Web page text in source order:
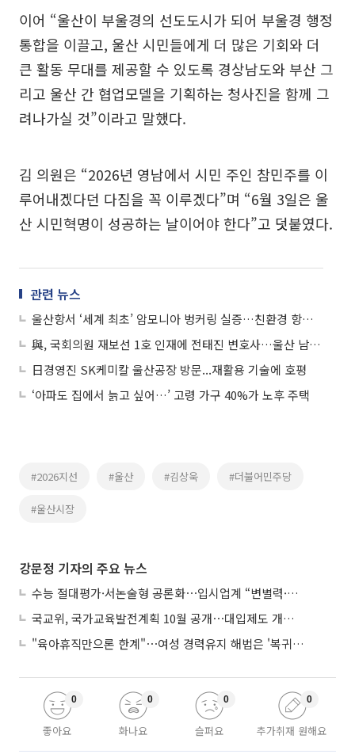
이어 “울산이 부울경의 선도도시가 되어 부울경 행정
통합을 이끌고, 울산 시민들에게 더 많은 기회와 더
큰 활동 무대를 제공할 수 있도록 경상남도와 부산 그
리고 울산 간 협업모델을 기획하는 청사진을 함께 그
려나가실 것”이라고 말했다.
김 의원은 “2026년 영남에서 시민 주인 참민주를 이
루어내겠다던 다짐을 꼭 이루겠다”며 “6월 3일은 울
산 시민혁명이 성공하는 날이어야 한다”고 덧붙였다.
관련 뉴스
울산항서 ‘세계 최초’ 암모니아 벙커링 실증…친환경 항만 전환 신호탄
與, 국회의원 재보선 1호 인재에 전태진 변호사…울산 남갑 출마
日경영진 SK케미칼 울산공장 방문...재활용 기술에 호평
‘아파도 집에서 늙고 싶어…’ 고령 가구 40%가 노후 주택
#2026지선 #울산 #김상욱 #더불어민주당
#울산시장
강문정 기자의 주요 뉴스
수능 절대평가·서논술형 공론화⋯입시업계 “변별력·사교육 대책 먼저”
국교위, 국가교육발전계획 10월 공개⋯대입제도 개편 공론화 추진
"육아휴직만으론 한계"⋯여성 경력유지 해법은 '복귀 후 유연근무’
좋아요
0
화나요
0
슬퍼요
0
추가취재 원해요
0